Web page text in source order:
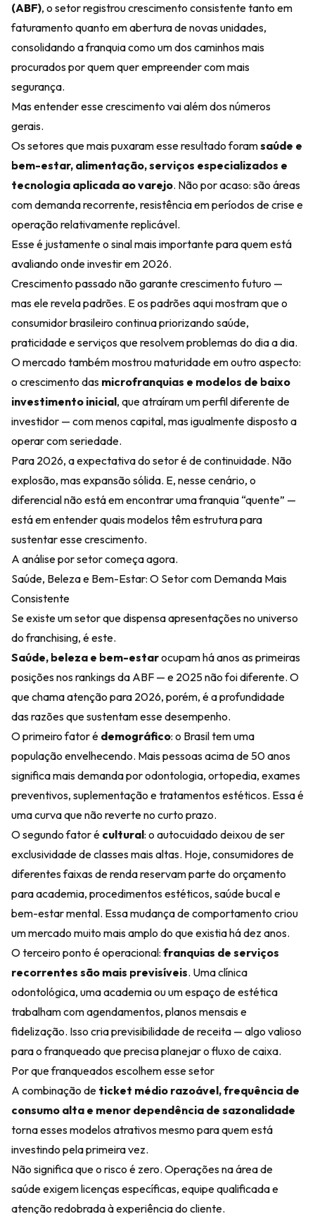
(ABF), o setor registrou crescimento consistente tanto em
faturamento quanto em abertura de novas unidades,
consolidando a franquia como um dos caminhos mais
procurados por quem quer empreender com mais
segurança.
Mas entender esse crescimento vai além dos números
gerais.
Os setores que mais puxaram esse resultado foramsaúde e
bem-estar, alimentação, serviços especializados e
tecnologia aplicada ao varejo. Não por acaso: são áreas
com demanda recorrente, resistência em períodos de crise e
operação relativamente replicável.
Esse é justamente o sinal mais importante para quem está
avaliando onde investir em 2026.
Crescimento passado não garante crescimento futuro —
mas ele revela padrões. E os padrões aqui mostram que o
consumidor brasileiro continua priorizando saúde,
praticidade e serviços que resolvem problemas do dia a dia.
O mercado também mostrou maturidade em outro aspecto:
o crescimento das microfranquias e modelos de baixo
investimento inicial, que atraíram um perfil diferente de
investidor — com menos capital, mas igualmente disposto a
operar com seriedade.
Para 2026, a expectativa do setor é de continuidade. Não
explosão, mas expansão sólida. E, nesse cenário, o
diferencial não está em encontrar uma franquia “quente” —
está em entender quais modelos têm estrutura para
sustentar esse crescimento.
A análise por setor começa agora.
Saúde, Beleza e Bem-Estar: O Setor com Demanda Mais
Consistente
Se existe um setor que dispensa apresentações no universo
do franchising, é este.
Saúde, beleza e bem-estarocupam há anos as primeiras
posições nos rankings da ABF — e 2025 não foi diferente. O
que chama atenção para 2026, porém, é a profundidade
das razões que sustentam esse desempenho.
O primeiro fator é demográfico: o Brasil tem uma
população envelhecendo. Mais pessoas acima de 50 anos
significa mais demanda por odontologia, ortopedia, exames
preventivos, suplementação e tratamentos estéticos. Essa é
uma curva que não reverte no curto prazo.
O segundo fator é cultural: o autocuidado deixou de ser
exclusividade de classes mais altas. Hoje, consumidores de
diferentes faixas de renda reservam parte do orçamento
para academia, procedimentos estéticos, saúde bucal e
bem-estar mental. Essa mudança de comportamento criou
um mercado muito mais amplo do que existia há dez anos.
O terceiro ponto é operacional: franquias de serviços
recorrentes são mais previsíveis. Uma clínica
odontológica, uma academia ou um espaço de estética
trabalham com agendamentos, planos mensais e
fidelização. Isso cria previsibilidade de receita — algo valioso
para o franqueado que precisa planejar o fluxo de caixa.
Por que franqueados escolhem esse setor
A combinação de ticket médio razoável, frequência de
consumo alta e menor dependência de sazonalidade
torna esses modelos atrativos mesmo para quem está
investindo pela primeira vez.
Não significa que o risco é zero. Operações na área de
saúde exigem licenças específicas, equipe qualificada e
atenção redobrada à experiência do cliente.